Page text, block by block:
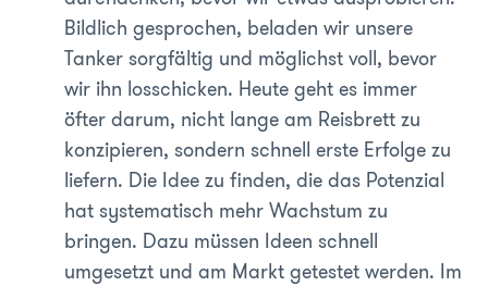
Bildlich gesprochen, beladen wir unsere
Tanker sorgfältig und möglichst voll, bevor
wir ihn losschicken. Heute geht es immer
öfter darum, nicht lange am Reisbrett zu
konzipieren, sondern schnell erste Erfolge zu
liefern. Die Idee zu finden, die das Potenzial
hat systematisch mehr Wachstum zu
bringen. Dazu müssen Ideen schnell
umgesetzt und am Markt getestet werden. Im